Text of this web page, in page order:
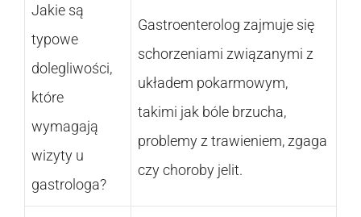
Jakie są
typowe
dolegliwości,
które
wymagają
wizyty u
gastrologa?
Gastroenterolog zajmuje się
schorzeniami związanymi z
układem pokarmowym,
takimi jak bóle brzucha,
problemy z trawieniem, zgaga
czy choroby jelit.